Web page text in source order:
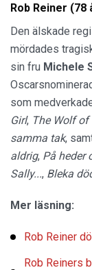
Rob Reiner
Den älskade
mördades
sin fru Michele
som
Girl, The Wolf of
samma tak,
aldrig, På heder
Sally..., Bleka
Mer läsning:
Rob Reiner
Rob Reiners